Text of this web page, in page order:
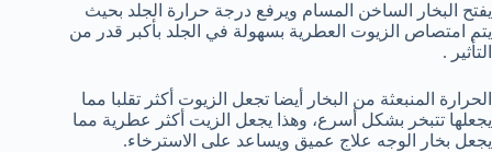
يفتح البخار الساخن المسام ويرفع درجة حرارة الجلد بحيث
يتم امتصاص الزيوت العطرية بسهولة في الجلد بأكبر قدر من
التأثير .
الحرارة المنبعثة من البخار أيضا تجعل الزيوت أكثر تقلبا مما
يجعلها تتبخر بشكل أسرع، وهذا يجعل الزيت أكثر عطرية مما
يجعل بخار الوجه علاج عميق ويساعد على الاسترخاء.